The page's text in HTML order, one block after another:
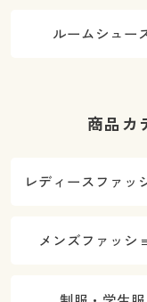
ルームシュー
商品カ
レディースファッ
メンズファッシ